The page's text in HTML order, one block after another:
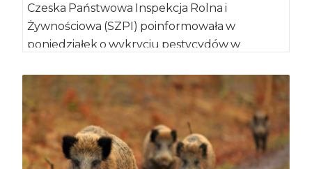
Czeska Państwowa Inspekcja Rolna i
Żywnościowa (SZPI) poinformowała w
poniedziałek o wykryciu pestycydów w